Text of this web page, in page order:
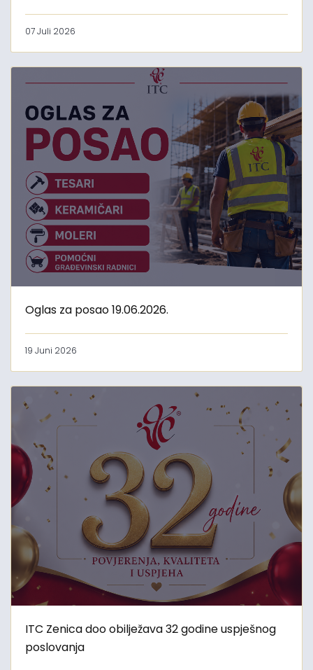
07 Juli 2026
Oglas za posao 19.06.2026.
19 Juni 2026
ITC Zenica doo obilježava 32 godine uspješnog
poslovanja